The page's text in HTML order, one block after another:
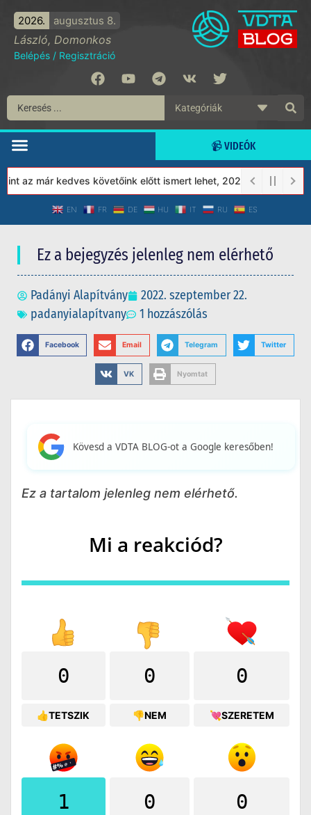
2026. augusztus 8.
László, Domonkos
Belépés / Regisztráció
📹 VIDEÓK
már kedves követőink előtt ismert lehet, 2023-tól a Védett
EN FR DE HU IT RU ES
Ez a bejegyzés jelenleg nem elérhető
Padányi Alapítvány
2022. szeptember 22.
padanyialapítvany
1 hozzászólás
Facebook Email Telegram Twitter
VK Nyomtat
Kövesd a VDTA BLOG-ot a Google keresőben!
Ez a tartalom jelenleg nem elérhető.
Mi a reakciód?
0
👍TETSZIK
0
👎NEM
0
💘SZERETEM
1 0 0